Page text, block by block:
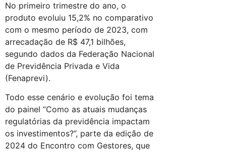
No primeiro trimestre do ano, o
produto evoluiu 15,2% no comparativo
com o mesmo período de 2023, com
arrecadação de R$ 47,1 bilhões,
segundo dados da Federação Nacional
de Previdência Privada e Vida
(Fenaprevi).
Todo esse cenário e evolução foi tema
do painel “Como as atuais mudanças
regulatórias da previdência impactam
os investimentos?”, parte da edição de
2024 do Encontro com Gestores, que